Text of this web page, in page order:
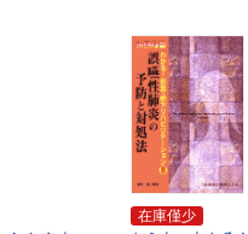
在庫僅少